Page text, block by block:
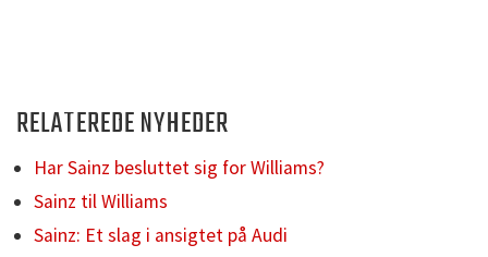
RELATEREDE NYHEDER
Har Sainz besluttet sig for Williams?
Sainz til Williams
Sainz: Et slag i ansigtet på Audi